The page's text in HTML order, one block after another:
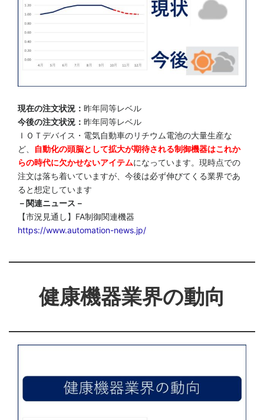
現在の注文状況： 昨年同等レベル
今後の注文状況： 昨年同等レベル
ＩＯＴデバイス・電気自動車のリチウム電池の大量生産な
ど、
自動化の頭脳として拡大が期待される制御機器はこれか
らの時代に欠かせないアイテムになっています。現時点での
注文は落ち着いていますが、今後は必ず伸びてくる業界であ
ると想定しています
－関連ニュース－
【市況見通し】FA制御関連機器
https://www.automation-news.jp/
健康機器業界の動向